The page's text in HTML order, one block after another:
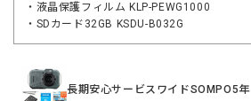
・液晶保護フィルム KLP-PEWG1000
・SDカード32GB KSDU-B032G
長期安心サービスワイドSOMPO5年